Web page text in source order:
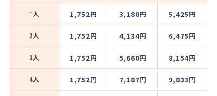
1人 1,752円 3,180円 5,425円
2人 1,752円 4,134円 6,475円
3人 1,752円 5,660円 8,154円
4人 1,752円 7,187円 9,833円